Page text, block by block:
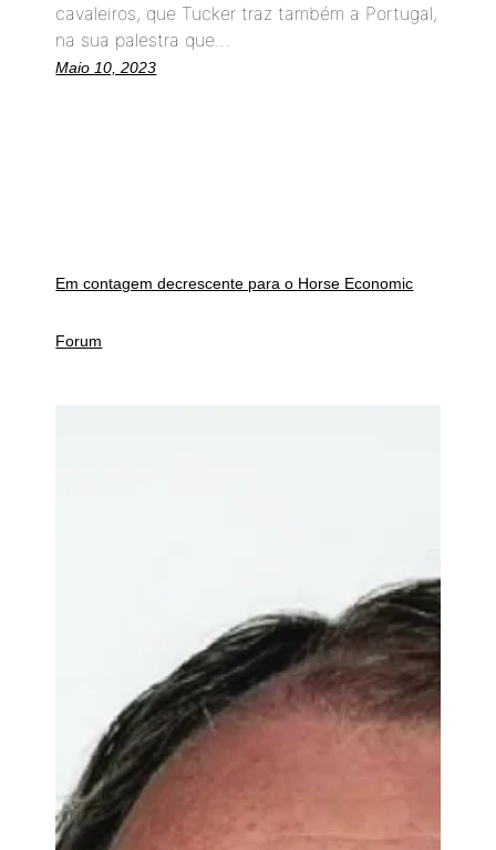
cavaleiros, que Tucker traz também a Portugal,
na sua palestra que…
Maio 10, 2023
Em contagem decrescente para o Horse Economic
Forum